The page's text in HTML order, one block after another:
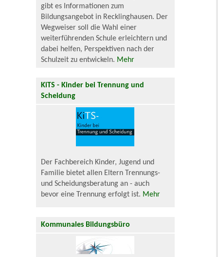
gibt es Informationen zum
Bildungsangebot in Recklinghausen. Der
Wegweiser soll die Wahl einer
weiterführenden Schule erleichtern und
dabei helfen, Perspektiven nach der
Schulzeit zu entwickeln. Mehr
KiTS - Kinder bei Trennung und
Scheidung
Der Fachbereich Kinder, Jugend und
Familie bietet allen Eltern Trennungs-
und Scheidungsberatung an - auch
bevor eine Trennung erfolgt ist. Mehr
Kommunales Bildungsbüro